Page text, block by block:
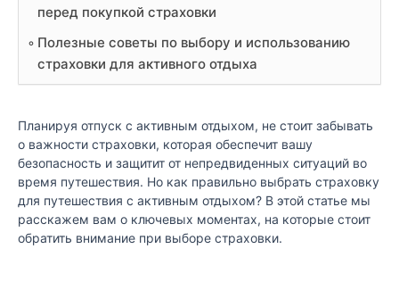
перед покупкой страховки
Полезные советы по выбору и использованию
страховки для активного отдыха
Планируя отпуск с активным отдыхом, не стоит забывать
о важности страховки, которая обеспечит вашу
безопасность и защитит от непредвиденных ситуаций во
время путешествия. Но как правильно выбрать страховку
для путешествия с активным отдыхом? В этой статье мы
расскажем вам о ключевых моментах, на которые стоит
обратить внимание при выборе страховки.